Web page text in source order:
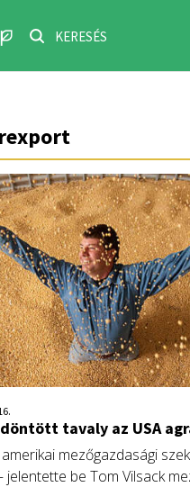
KERESÉS
tavaly az USA
mezőgazdasági
jelentette be Tom Vilsack